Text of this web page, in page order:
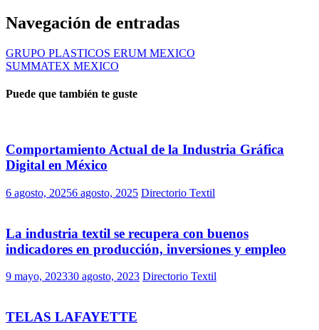
Navegación de entradas
GRUPO PLASTICOS ERUM MEXICO
SUMMATEX MEXICO
Puede que también te guste
Comportamiento Actual de la Industria Gráfica
Digital en México
6 agosto, 20256 agosto, 2025 Directorio Textil
La industria textil se recupera con buenos
indicadores en producción, inversiones y empleo
9 mayo, 202330 agosto, 2023 Directorio Textil
TELAS LAFAYETTE